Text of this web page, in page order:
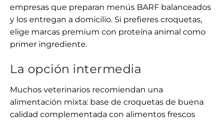
empresas que preparan menús BARF balanceados
y los entregan a domicilio. Si prefieres croquetas,
elige marcas premium con proteína animal como
primer ingrediente.
La opción intermedia
Muchos veterinarios recomiendan una
alimentación mixta: base de croquetas de buena
calidad complementada con alimentos frescos